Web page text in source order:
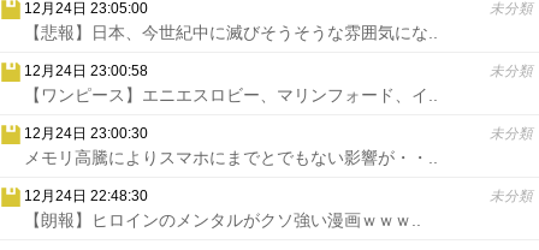
12月24日 23:05:00 未分類
【悲報】日本、今世紀中に滅びそうそうな雰囲気にな..
12月24日 23:00:58 未分類
【ワンピース】エニエスロビー、マリンフォード、イ..
12月24日 23:00:30 未分類
メモリ高騰によりスマホにまでとでもない影響が・・..
12月24日 22:48:30 未分類
【朗報】ヒロインのメンタルがクソ強い漫画ｗｗｗ..